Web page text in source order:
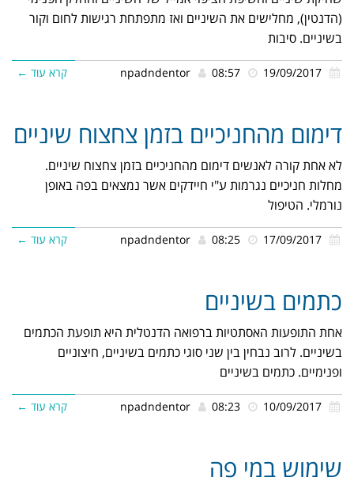
(הדנטין), מחלישים את השיניים ואז מתפתחת רגישות לחום וקור
בשיניים. סיבות
npadndentor קרא עוד ←
דימום מהחניכיים בזמן צחצוח שיניים
לא אחת קורה לאנשים דימום מהחניכיים בזמן צחצוח שיניים.
מחלות חניכיים נגרמות ע"י חיידקים אשר נמצאים בפה באופן
נורמלי. הטיפול
npadndentor קרא עוד ←
כתמים בשיניים
אחת התופעות האסתטיות ברפואה הדנטלית היא תופעת הכתמים
בשיניים. לרוב נבחין בין שני סוגי כתמים בשיניים, חיצוניים
ופנימיים. כתמים בשיניים
npadndentor קרא עוד ←
שימוש במי פה